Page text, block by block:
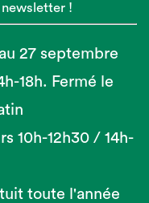
!
27 septembre
18h. Fermé le
10h-12h30 / 14h-
toute l'année